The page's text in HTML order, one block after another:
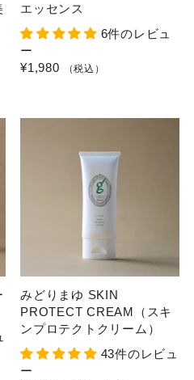
エッセンス
6件のレビュ
ー
¥1,980
（税込）
みどりまゆ SKIN
PROTECT CREAM（スキ
ンプロテクトクリーム）
43件のレビュ
ー